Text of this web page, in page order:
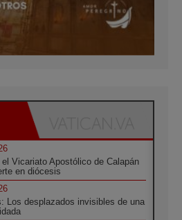
el Vicariato Apostólico de Calapán
en diócesis
Los desplazados invisibles de una